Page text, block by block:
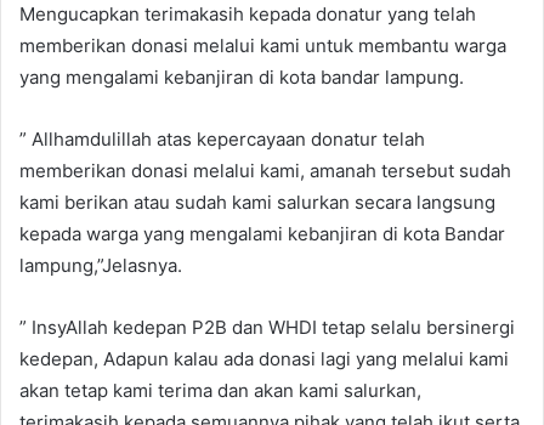
Mengucapkan terimakasih kepada donatur yang telah
memberikan donasi melalui kami untuk membantu warga
yang mengalami kebanjiran di kota bandar lampung.
” Allhamdulillah atas kepercayaan donatur telah
memberikan donasi melalui kami, amanah tersebut sudah
kami berikan atau sudah kami salurkan secara langsung
kepada warga yang mengalami kebanjiran di kota Bandar
lampung,”Jelasnya.
” InsyAllah kedepan P2B dan WHDI tetap selalu bersinergi
kedepan, Adapun kalau ada donasi lagi yang melalui kami
akan tetap kami terima dan akan kami salurkan,